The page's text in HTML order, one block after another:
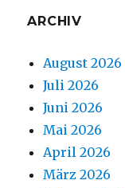
ARCHIV
August 2026
Juli 2026
Juni 2026
Mai 2026
April 2026
März 2026